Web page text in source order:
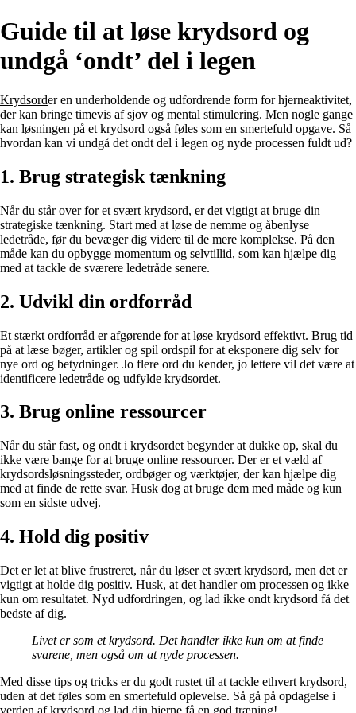
Guide til at løse krydsord og
undgå ‘ondt’ del i legen
Krydsorder en underholdende og udfordrende form for hjerneaktivitet,
der kan bringe timevis af sjov og mental stimulering. Men nogle gange
kan løsningen på et krydsord også føles som en smertefuld opgave. Så
hvordan kan vi undgå det ondt del i legen og nyde processen fuldt ud?
1. Brug strategisk tænkning
Når du står over for et svært krydsord, er det vigtigt at bruge din
strategiske tænkning. Start med at løse de nemme og åbenlyse
ledetråde, før du bevæger dig videre til de mere komplekse. På den
måde kan du opbygge momentum og selvtillid, som kan hjælpe dig
med at tackle de sværere ledetråde senere.
2. Udvikl din ordforråd
Et stærkt ordforråd er afgørende for at løse krydsord effektivt. Brug tid
på at læse bøger, artikler og spil ordspil for at eksponere dig selv for
nye ord og betydninger. Jo flere ord du kender, jo lettere vil det være at
identificere ledetråde og udfylde krydsordet.
3. Brug online ressourcer
Når du står fast, og ondt i krydsordet begynder at dukke op, skal du
ikke være bange for at bruge online ressourcer. Der er et væld af
krydsordsløsningssteder, ordbøger og værktøjer, der kan hjælpe dig
med at finde de rette svar. Husk dog at bruge dem med måde og kun
som en sidste udvej.
4. Hold dig positiv
Det er let at blive frustreret, når du løser et svært krydsord, men det er
vigtigt at holde dig positiv. Husk, at det handler om processen og ikke
kun om resultatet. Nyd udfordringen, og lad ikke ondt krydsord få det
bedste af dig.
Livet er som et krydsord. Det handler ikke kun om at finde
svarene, men også om at nyde processen.
Med disse tips og tricks er du godt rustet til at tackle ethvert krydsord,
uden at det føles som en smertefuld oplevelse. Så gå på opdagelse i